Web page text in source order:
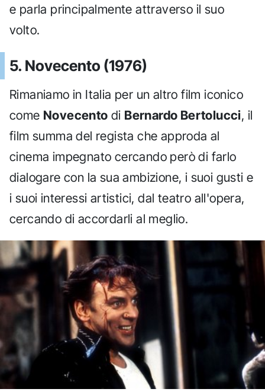
e parla principalmente attraverso il suo
volto.
5. Novecento (1976)
Rimaniamo in Italia per un altro film iconico
come Novecento di Bernardo Bertolucci, il
film summa del regista che approda al
cinema impegnato cercando però di farlo
dialogare con la sua ambizione, i suoi gusti e
i suoi interessi artistici, dal teatro all'opera,
cercando di accordarli al meglio.